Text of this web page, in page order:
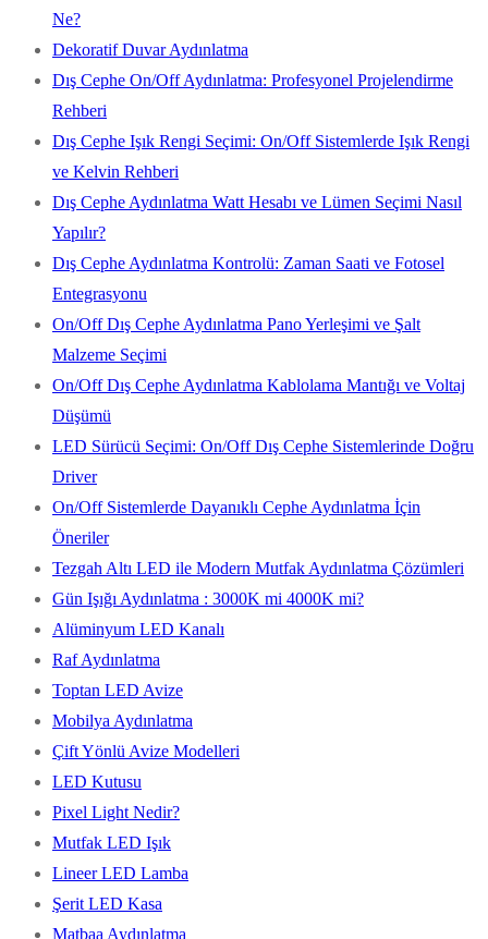
Ne?
Dekoratif Duvar Aydınlatma
Dış Cephe On/Off Aydınlatma: Profesyonel Projelendirme
Rehberi
Dış Cephe Işık Rengi Seçimi: On/Off Sistemlerde Işık Rengi
ve Kelvin Rehberi
Dış Cephe Aydınlatma Watt Hesabı ve Lümen Seçimi Nasıl
Yapılır?
Dış Cephe Aydınlatma Kontrolü: Zaman Saati ve Fotosel
Entegrasyonu
On/Off Dış Cephe Aydınlatma Pano Yerleşimi ve Şalt
Malzeme Seçimi
On/Off Dış Cephe Aydınlatma Kablolama Mantığı ve Voltaj
Düşümü
LED Sürücü Seçimi: On/Off Dış Cephe Sistemlerinde Doğru
Driver
On/Off Sistemlerde Dayanıklı Cephe Aydınlatma İçin
Öneriler
Tezgah Altı LED ile Modern Mutfak Aydınlatma Çözümleri
Gün Işığı Aydınlatma : 3000K mi 4000K mi?
Alüminyum LED Kanalı
Raf Aydınlatma
Toptan LED Avize
Mobilya Aydınlatma
Çift Yönlü Avize Modelleri
LED Kutusu
Pixel Light Nedir?
Mutfak LED Işık
Lineer LED Lamba
Şerit LED Kasa
Matbaa Aydınlatma